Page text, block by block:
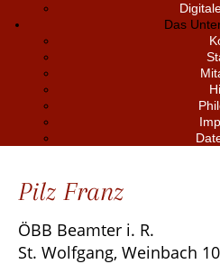
Das
Pilz Franz
ÖBB Beamter i. R.
St. Wolfgang, Weinbach